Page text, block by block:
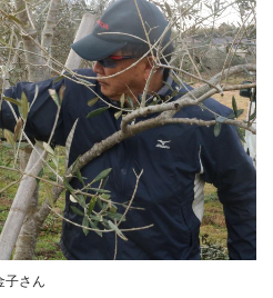
子さん